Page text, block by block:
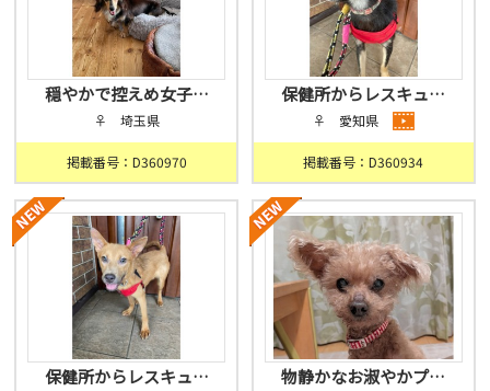
穏やかで控えめ女子…
♀ 埼玉県
掲載番号：D360970
保健所からレスキュ…
♀ 愛知県
掲載番号：D360934
保健所からレスキュ… 物静かなお淑やかプ…